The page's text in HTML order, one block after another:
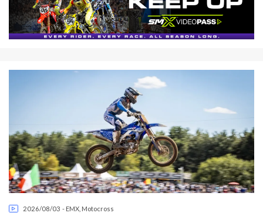
2026/08/03 - EMX Motocross